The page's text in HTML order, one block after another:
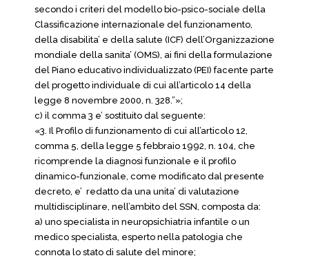
secondo i criteri del modello bio-psico-sociale della
Classificazione internazionale del funzionamento,
della disabilita’ e della salute (ICF) dell’Organizzazione
mondiale della sanita’ (OMS), ai fini della formulazione
del Piano educativo individualizzato (PEI) facente parte
del progetto individuale di cui all’articolo 14 della
legge 8 novembre 2000, n. 328.”»;
c) il comma 3 e’ sostituito dal seguente:
«3. Il Profilo di funzionamento di cui all’articolo 12,
comma 5, della legge 5 febbraio 1992, n. 104, che
ricomprende la diagnosi funzionale e il profilo
dinamico-funzionale, come modificato dal presente
decreto, e’ redatto da una unita’ di valutazione
multidisciplinare, nell’ambito del SSN, composta da:
a) uno specialista in neuropsichiatria infantile o un
medico specialista, esperto nella patologia che
connota lo stato di salute del minore;